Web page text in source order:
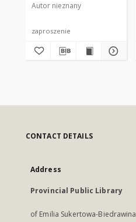
1983
Autor nieznany
zaproszenie
CONTACT DETAILS
Address
Provincial Public Library
of Emilia Sukertowa-Biedrawina